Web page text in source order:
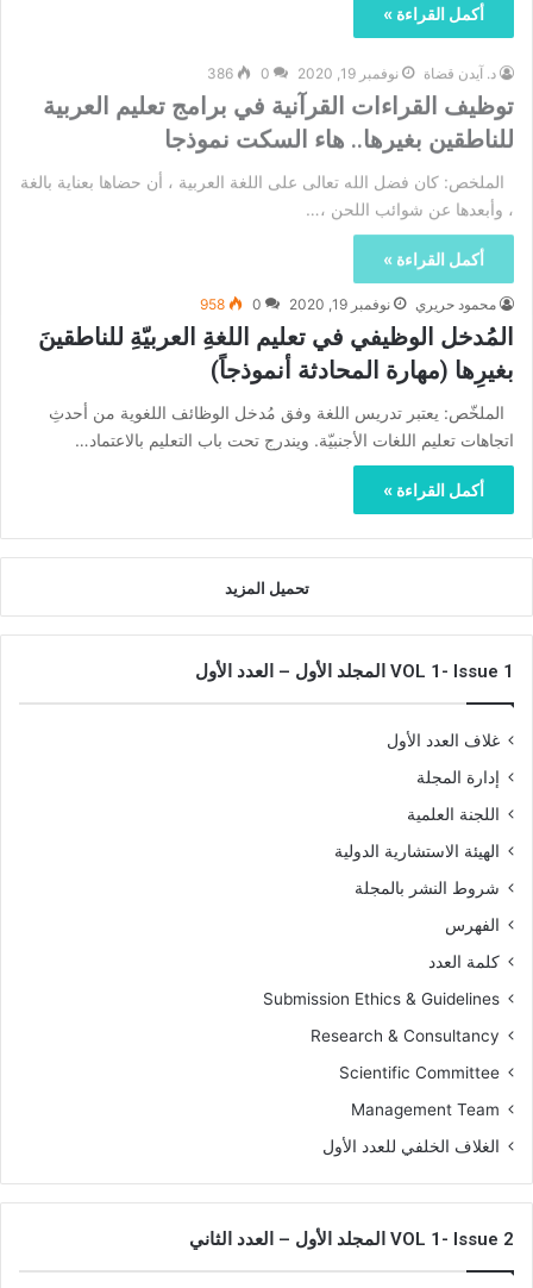
أكمل القراءة »
د. آيدن قضاة نوفمبر 19, 2020 0
386
توظيف القراءات القرآنية في برامج تعليم العربية
للناطقين بغيرها.. هاء السكت نموذجا
الملخص: كان فضل الله تعالى على اللغة العربية ، أن حضاها بعناية بالغة
، وأبعدها عن شوائب اللحن ،…
أكمل القراءة »
محمود حريري نوفمبر 19, 2020 0
958
المُدخل الوظيفي في تعليم اللغةِ العربيّةِ للناطقينَ
بغيرِها (مهارة المحادثة أنموذجاً)
الملخّص: يعتبر تدريس اللغة وفق مُدخل الوظائف اللغوية من أحدثِ
اتجاهات تعليم اللغات الأجنبيّة. ويندرج تحت باب التعليم بالاعتماد…
أكمل القراءة »
تحميل المزيد
VOL 1- Issue 1 المجلد الأول – العدد الأول
غلاف العدد الأول
إدارة المجلة
اللجنة العلمية
الهيئة الاستشارية الدولية
شروط النشر بالمجلة
الفهرس
كلمة العدد
Submission Ethics & Guidelines
Research & Consultancy
Scientific Committee
Management Team
الغلاف الخلفي للعدد الأول
VOL 1- Issue 2 المجلد الأول – العدد الثاني